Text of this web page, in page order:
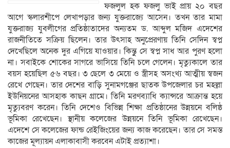
ফজলুল হক ফজলু ভাই প্রায় ২০ বছর
আগে স্কলারশীপে লেখাপড়ার জন্য যুক্তরাজ্যে আসেন। তখন তার মামা
যুক্তরাজ্য যুবলীগের প্রতিষ্ঠাতাদের অন্যতম ড. আব্দুল মজিদ এদেশের
রাজনীতিতে সক্রিয় ছিলেন। তার উৎসাহ অনুপ্রেরণায় তিনি সেদিন স্বপ্ন
দেখেছিলে অনেক দুর এগিয়ে যাওয়ার। কিন্তুু সে স্বপ্ন সাধ আর পুরণ হলো
না। সবাইকে শোকের সাগরে ভাসিয়ে তিনি চলে গেলেন। মৃত্যুকালে তার
বয়স হয়েছিল ৫৬ বছর। ৩ ছেলে ৩ মেয়ে ও স্ত্রীসহ অসংখ্য আত্মীয় স্বজন
রেখে গেছেন। তার দেশের বাড়ি সুনামগঞ্জের ছাতক উপজেলার চর মহল্লা
ইউনিয়নের আসহাক কাছন গ্রামে। তিনি মরণব্যাধি ক্যান্সরে আক্রান্ত হয়ে
মৃত্যুবরণ করেন। তিনি দেশেও বিভিন্ন শিক্ষা প্রতিষ্ঠানের উন্নয়নে বলিষ্ঠ
ভূমিকা রেখেছেন। স্থানীয় কলেজের উন্নয়নে তিনি ভূমিকা রেখেছেন।
এদেশে সে কলেজের ফান্ড রেইজিংয়ের জন্য কাজ করেছেন। তার সে সমস্ত
কাজের মূল্যায়ন এলাকাবাসী করবেন এটাই প্রত্যাশা।